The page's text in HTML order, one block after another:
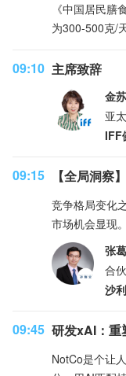
《中国居民
为300-500克/
09:10 主席致辞
金
亚
IFF
09:15 【全局洞察
竞争格局变化
市场机会显现。
张
合
沙
09:45 研发xAI：重
NotCo是个让